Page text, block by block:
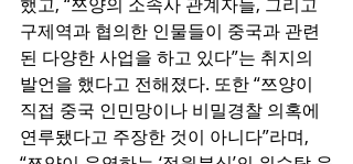
구제역과 협의한 인물들이 중국과 관련
된 다양한 사업을 하고 있다”는 취지의
발언을 했다고 전해졌다. 또한 “쯔양이
직접 중국 인민망이나 비밀경찰 의혹에
연루됐다고 주장한 것이 아니다”라며,